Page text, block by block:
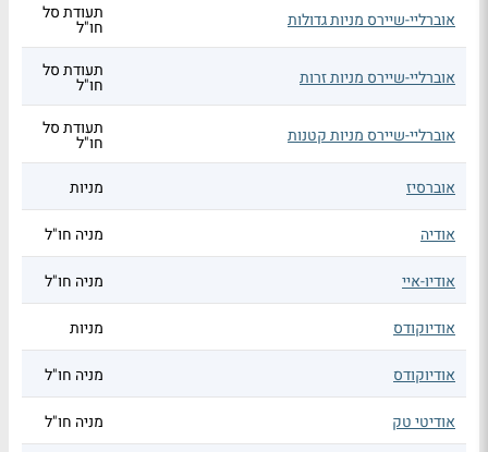
אוברליי-שיירס מניות גדולות תעודת סל
חו"ל
אוברליי-שיירס מניות זרות תעודת סל
חו"ל
אוברליי-שיירס מניות קטנות תעודת סל
חו"ל
אוברסיז
מניות
אודיה מניה חו"ל
אודיו-איי מניה חו"ל
אודיוקודס מניות
אודיוקודס מניה חו"ל
אודיטי טק מניה חו"ל